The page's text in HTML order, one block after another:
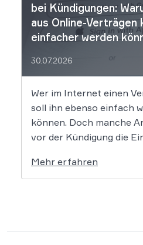
bei Kündigungen:
aus Online-Verträgen
einfacher werden
30.07.2026
Wer im Internet einen
soll ihn ebenso einfach
können. Doch manche
vor der Kündigung die
Daten. Der
zwei
Mehr erfahren